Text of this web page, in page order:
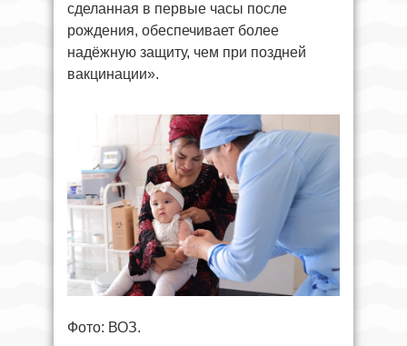
сделанная в первые часы после
рождения, обеспечивает более
надёжную защиту, чем при поздней
вакцинации».
Фото: ВОЗ.